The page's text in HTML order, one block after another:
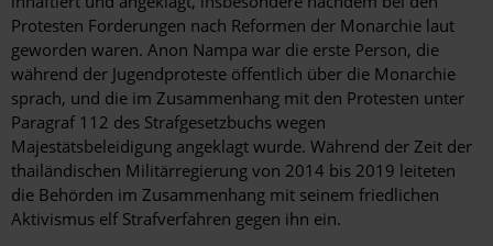
Protesten Forderungen nach Reformen der Monarchie laut
geworden waren. Anon Nampa war die erste Person, die
während der Jugendproteste öffentlich über die Monarchie
sprach, und die im Zusammenhang mit den Protesten unter
Paragraf 112 des Strafgesetzbuchs wegen
Majestätsbeleidigung angeklagt wurde. Während der Zeit der
thailändischen Militärregierung von 2014 bis 2019 leiteten
die Behörden im Zusammenhang mit seinem friedlichen
Aktivismus elf Strafverfahren gegen ihn ein.